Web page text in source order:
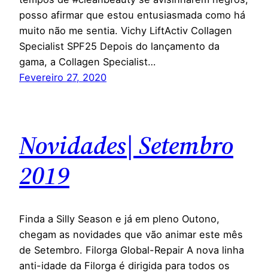
posso afirmar que estou entusiasmada como há
muito não me sentia. Vichy LiftActiv Collagen
Specialist SPF25 Depois do lançamento da
gama, a Collagen Specialist…
Fevereiro 27, 2020
Novidades| Setembro
2019
Finda a Silly Season e já em pleno Outono,
chegam as novidades que vão animar este mês
de Setembro. Filorga Global-Repair A nova linha
anti-idade da Filorga é dirigida para todos os